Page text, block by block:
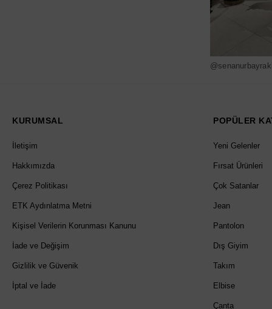
KURUMSAL
İletişim
Hakkımızda
Çerez Politikası
ETK Aydınlatma Metni
Kişisel Verilerin Korunması Kanunu
İade ve Değişim
Gizlilik ve Güvenik
İptal ve İade
POPÜLER
Yeni Gelenler
Fırsat Ürünleri
Çok Satanlar
Jean
Pantolon
Dış Giyim
Takım
Elbise
Çanta